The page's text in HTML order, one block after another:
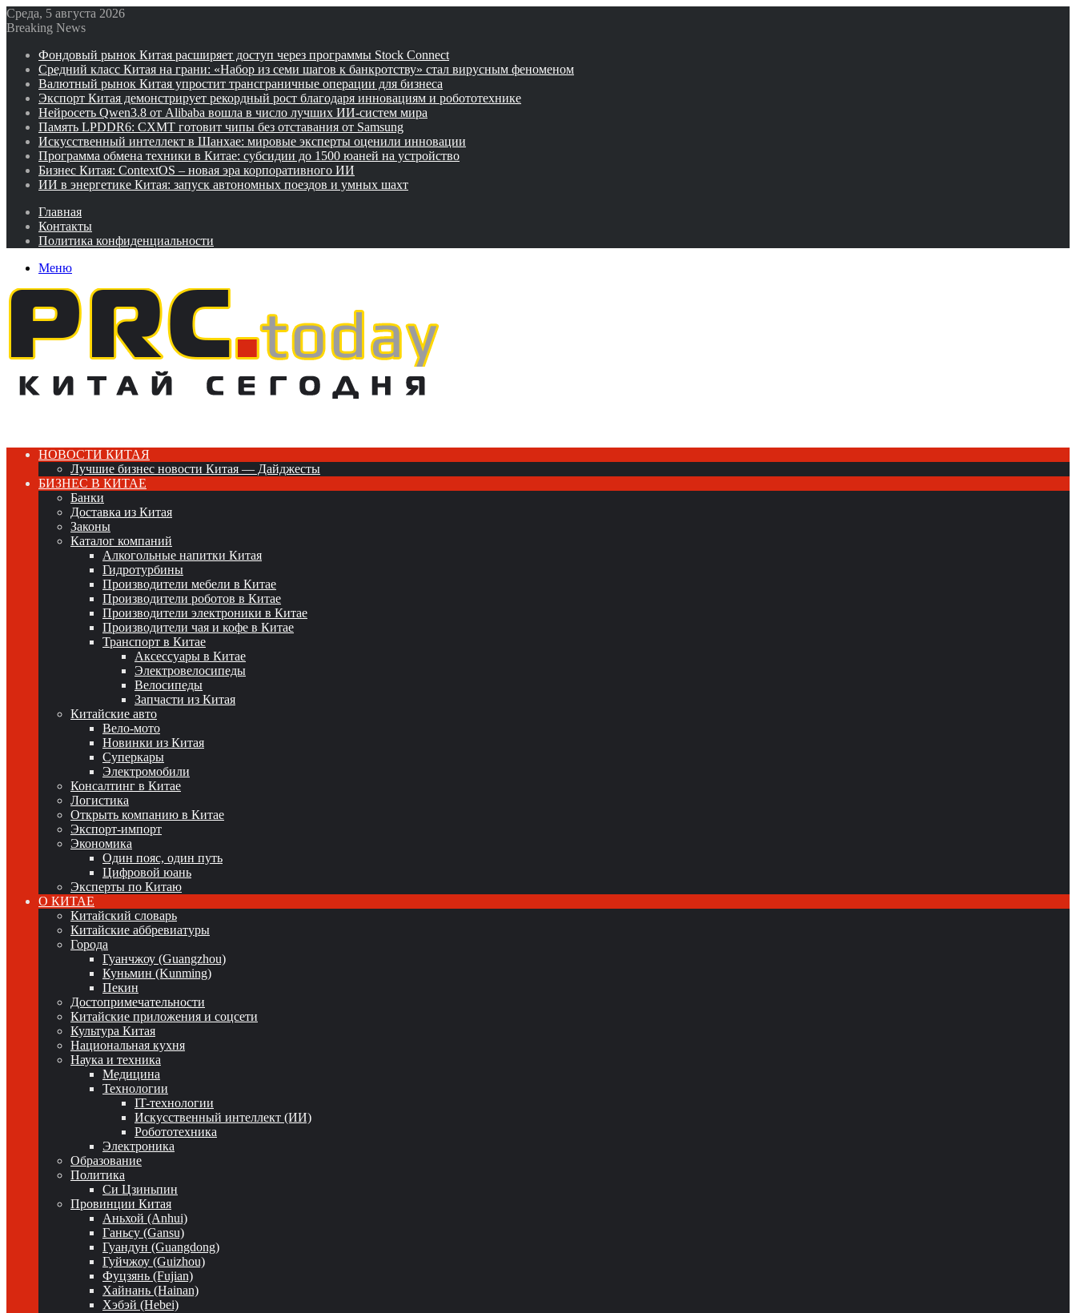
Среда, 5 августа 2026
Breaking News
Фондовый рынок Китая расширяет доступ через программы Stock Connect
Средний класс Китая на грани: «Набор из семи шагов к банкротству» стал вирусным феноменом
Валютный рынок Китая упростит трансграничные операции для бизнеса
Экспорт Китая демонстрирует рекордный рост благодаря инновациям и робототехнике
Нейросеть Qwen3.8 от Alibaba вошла в число лучших ИИ-систем мира
Память LPDDR6: CXMT готовит чипы без отставания от Samsung
Искусственный интеллект в Шанхае: мировые эксперты оценили инновации
Программа обмена техники в Китае: субсидии до 1500 юаней на устройство
Бизнес Китая: ContextOS – новая эра корпоративного ИИ
ИИ в энергетике Китая: запуск автономных поездов и умных шахт
Главная
Контакты
Политика конфиденциальности
Меню
НОВОСТИ КИТАЯ
Лучшие бизнес новости Китая — Дайджесты
БИЗНЕС В КИТАЕ
Банки
Доставка из Китая
Законы
Каталог компаний
Алкогольные напитки Китая
Гидротурбины
Производители мебели в Китае
Производители роботов в Китае
Производители электроники в Китае
Производители чая и кофе в Китае
Транспорт в Китае
Аксессуары в Китае
Электровелосипеды
Велосипеды
Запчасти из Китая
Китайские авто
Вело-мото
Новинки из Китая
Суперкары
Электромобили
Консалтинг в Китае
Логистика
Открыть компанию в Китае
Экспорт-импорт
Экономика
Один пояс, один путь
Цифровой юань
Эксперты по Китаю
О КИТАЕ
Китайский словарь
Китайские аббревиатуры
Города
Гуанчжоу (Guangzhou)
Куньмин (Kunming)
Пекин
Достопримечательности
Китайские приложения и соцсети
Культура Китая
Национальная кухня
Наука и техника
Медицина
Технологии
IT-технологии
Искусственный интеллект (ИИ)
Робототехника
Электроника
Образование
Политика
Си Цзиньпин
Провинции Китая
Аньхой (Anhui)
Ганьсу (Gansu)
Гуандун (Guangdong)
Гуйчжоу (Guizhou)
Фуцзянь (Fujian)
Хайнань (Hainan)
Хэбэй (Hebei)